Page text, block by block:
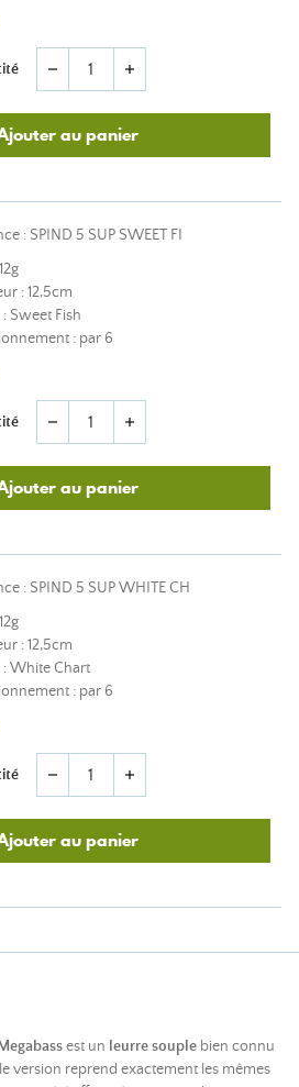
remove add
au panier
: SPIND 5 SUP SWEET FI
: 12,5cm
Sweet Fish
: par 6
remove add
au panier
: SPIND 5 SUP WHITE CH
: 12,5cm
: White Chart
: par 6
remove add
au panier
Megabassest un leurre souple bien connu
version reprend exactement les mêmes